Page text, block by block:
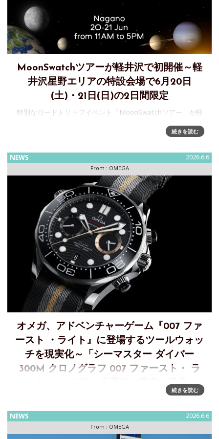
MoonSwatchツアーが軽井沢で初開催～軽
井沢星野エリアの特設会場で6月20日
(土)・21日(日)の2日間限定
特別なロードトリップイベント「MoonSwatchツアー」が軽
ョンにより誕生した「Bioceramic MoonSwatch」コレクショ
続きを読む
NEWS 2026.6.6
From : OMEGA
オメガ、アドベンチャーゲーム『007 ファ
ースト ・ライト』に登場するツールウォッ
チを現実化～「シーマスター ダイバー
300M クロノグラフ 007 ファースト・ ラ
イト」のリアル世界での発売を発表
ウォッチが リアルタイムピースとして現実世界に登場オメガ
は、アクションアドベンチャーゲーム『007 ファースト ・ラ
イト』に登場する、新作「シーマスター
続きを読む
NEWS 2026.6.6
From : OMEGA